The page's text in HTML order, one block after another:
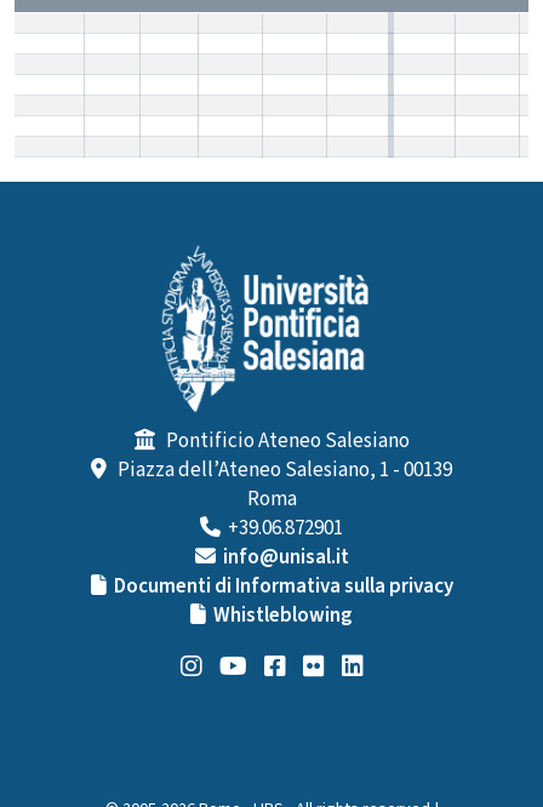
Pontificio Ateneo Salesiano
Piazza dell’Ateneo Salesiano, 1 - 00139
Roma
+39.06.872901
info@unisal.it
Documenti di Informativa sulla privacy
Whistleblowing